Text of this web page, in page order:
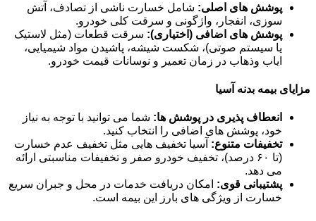
پوشش های اصلی: شامل خسارت ناشی از تصادف، آتش
سوزی، انفجار، واژگونی و سرقت کلی خودرو.
پوشش های اضافی (اختیاری): سرقت قطعات (مثل لاستیک
یا سیستم صوتی)، شکست شیشه، پاشیدن مواد شیمیایی،
ایاب وذهاب در زمان تعمیر و نوسانات قیمت خودرو.
مزایای بیمه بدنه آسیا
انعطاف پذیری در پوشش ها: شما می توانید با توجه به نیاز
خود، پوشش های اضافی را انتخاب کنید.
تخفیفات متنوع: آسیا تخفیف هایی مثل تخفیف عدم خسارت
(تا ۶۰ درصد)، تخفیف خودرو صفر و تخفیفات مناسبتی ارائه
می دهد.
پشتیبانی قوی: امکان دریافت خدمات در محل و جبران سریع
خسارت از ویژگی های بارز این بیمه است.